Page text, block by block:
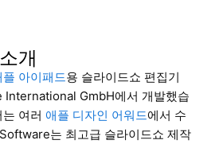
개
플 아이패드용 슬라이드쇼 편집기
International GmbH에서 개발했습
여러 애플 디자인 어워드에서 수
는 최고급 슬라이드쇼 제작